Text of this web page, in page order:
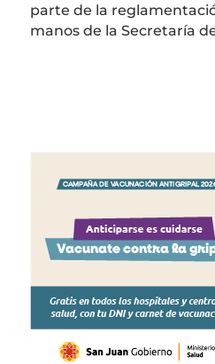
parte de la
manos de la Secretaría